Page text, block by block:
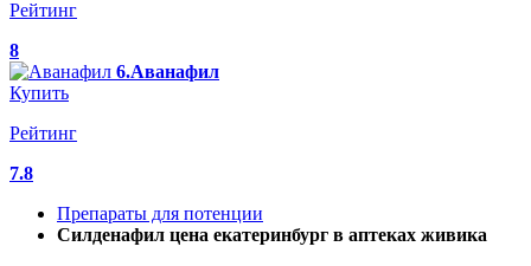
Рейтинг
8
6.Аванафил
Купить
Рейтинг
7.8
Препараты для потенции
Силденафил цена екатеринбург в аптеках живика